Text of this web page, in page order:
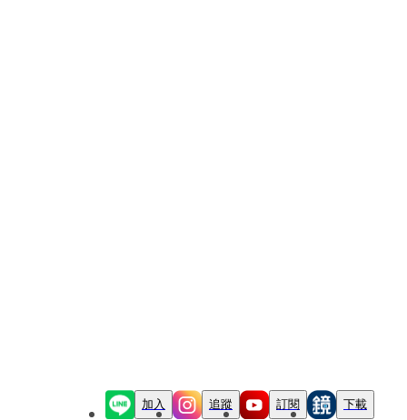
加入 追蹤 訂閱 下載